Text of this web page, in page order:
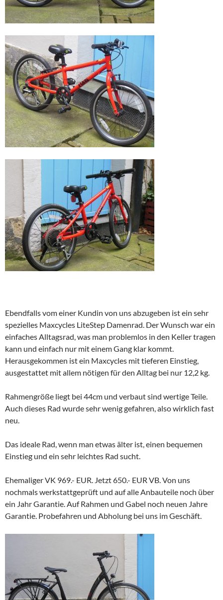
Ebendfalls vom einer Kundin von uns abzugeben ist ein sehr
spezielles Maxcycles LiteStep Damenrad. Der Wunsch war ein
einfaches Alltagsrad, was man problemlos in den Keller tragen
kann und einfach nur mit einem Gang klar kommt.
Herausgekommen ist ein Maxcycles mit tieferen Einstieg,
ausgestattet mit allem nötigen für den Alltag bei nur 12,2 kg.
Rahmengröße liegt bei 44cm und verbaut sind wertige Teile.
Auch dieses Rad wurde sehr wenig gefahren, also wirklich fast
neu.
Das ideale Rad, wenn man etwas älter ist, einen bequemen
Einstieg und ein sehr leichtes Rad sucht.
Ehemaliger VK 969.- EUR. Jetzt 650.- EUR VB. Von uns
nochmals werkstattgeprüft und auf alle Anbauteile noch über
ein Jahr Garantie. Auf Rahmen und Gabel noch neuen Jahre
Garantie. Probefahren und Abholung bei uns im Geschäft.